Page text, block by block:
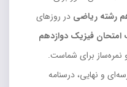
رشته ریاضی در روزهای
فیزیک دوازدهم
نمره‌ساز برای شماست.
و نهایی، درسنامه